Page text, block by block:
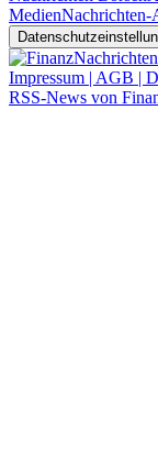
MedienNachrichten-
Impressum | AGB |
RSS-News von